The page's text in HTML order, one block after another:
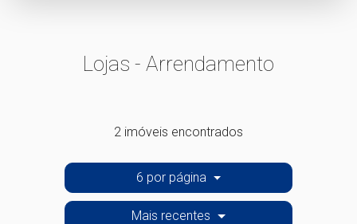
Lojas - Arrendamento
2 imóveis encontrados
6 por página
Mais recentes